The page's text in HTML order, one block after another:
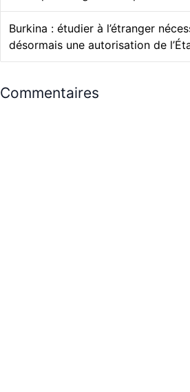
Burkina : étudier à l’étranger
désormais une autorisation de
Commentaires